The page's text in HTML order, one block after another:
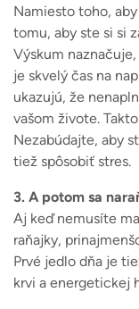
Namiesto toho,
tomu, aby ste si si
Výskum
je skvelý čas na
ukazujú, že
vašom živote.
Nezabúdajte, aby
tiež spôsobiť stres.
3. A potom sa
Aj keď nemusíte
raňajky,
Prvé jedlo dňa je
krvi a energetickej